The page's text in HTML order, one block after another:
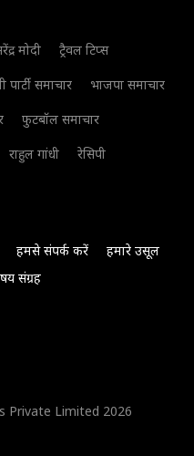
मोदी
ट्रैवल टिप्स
समाचार
भाजपा समाचार
फुटबॉल समाचार
राहुल गांधी
रेसिपी
हमसे संपर्क करें
हमारे उसूल
संग्रह
Private Limited 2026